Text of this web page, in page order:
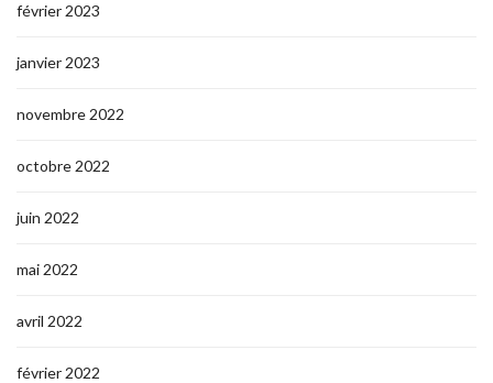
février 2023
janvier 2023
novembre 2022
octobre 2022
juin 2022
mai 2022
avril 2022
février 2022